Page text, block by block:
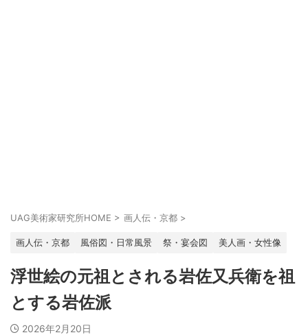
UAG美術家研究所HOME > 画人伝・京都 >
画人伝・京都 風俗図・日常風景 祭・宴会図 美人画・女性像
浮世絵の元祖とされる岩佐又兵衛を祖
とする岩佐派
2026年2月20日